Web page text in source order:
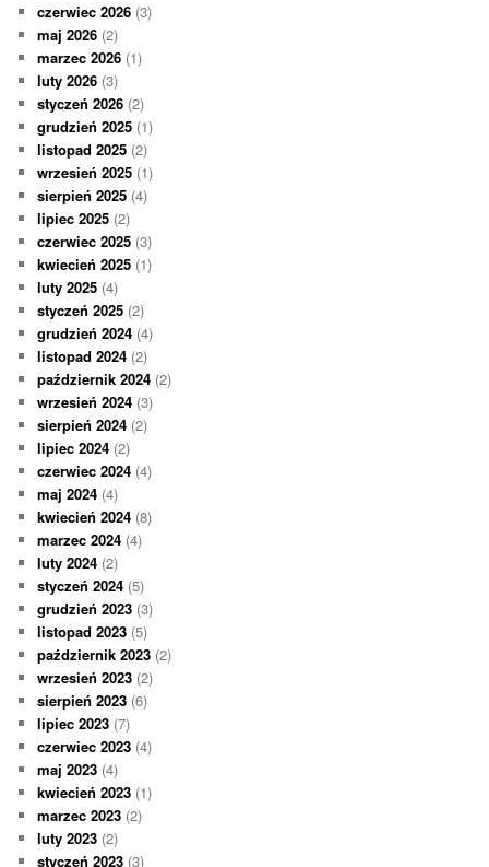
czerwiec 2026 (3)
maj 2026 (2)
marzec 2026 (1)
luty 2026 (3)
styczeń 2026 (2)
grudzień 2025 (1)
listopad 2025 (2)
wrzesień 2025 (1)
sierpień 2025 (4)
lipiec 2025 (2)
czerwiec 2025 (3)
kwiecień 2025 (1)
luty 2025 (4)
styczeń 2025 (2)
grudzień 2024 (4)
listopad 2024 (2)
październik 2024 (2)
wrzesień 2024 (3)
sierpień 2024 (2)
lipiec 2024 (2)
czerwiec 2024 (4)
maj 2024 (4)
kwiecień 2024 (8)
marzec 2024 (4)
luty 2024 (2)
styczeń 2024 (5)
grudzień 2023 (3)
listopad 2023 (5)
październik 2023 (2)
wrzesień 2023 (2)
sierpień 2023 (6)
lipiec 2023 (7)
czerwiec 2023 (4)
maj 2023 (4)
kwiecień 2023 (1)
marzec 2023 (2)
luty 2023 (2)
styczeń 2023 (3)